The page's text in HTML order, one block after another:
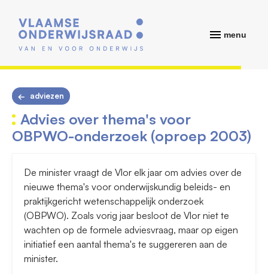
menu
adviezen
Advies over thema's voor
OBPWO-onderzoek (oproep 2003)
De minister vraagt de Vlor elk jaar om advies over de
nieuwe thema's voor onderwijskundig beleids- en
praktijkgericht wetenschappelijk onderzoek
(OBPWO). Zoals vorig jaar besloot de Vlor niet te
wachten op de formele adviesvraag, maar op eigen
initiatief een aantal thema's te suggereren aan de
minister.